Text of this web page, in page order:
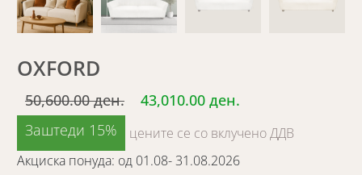
OXFORD
50,600.00 ден.
43,010.00 ден.
Заштеди 15%
цените се со вклучено ДДВ
Акциска понуда: од 01.08- 31.08.2026